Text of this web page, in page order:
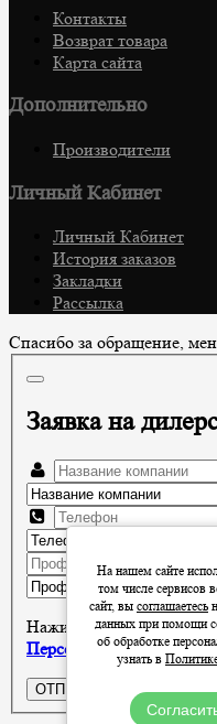
Контакты
Возврат товара
Карта сайта
Дополнительно
Производители
Личный Кабинет
Личный Кабинет
История заказов
Закладки
Рассылка
Спасибо за обращение,
Заявка на
Нажимая кнопку
Персональные данные
ОТПРАВИТЬ
На нашем сайте
том числе сервисов
сайт, вы соглашаетесь
данных при помощи
об обработке
узнать в